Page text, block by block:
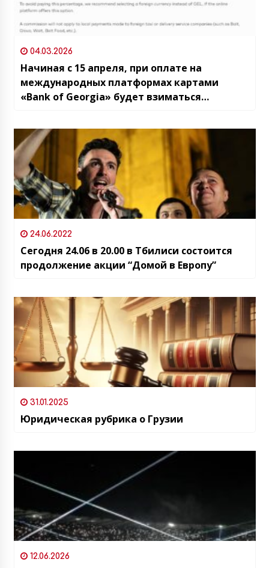
04.03.2026
Начиная с 15 апреля, при оплате на
международных платформах картами
«Bank of Georgia» будет взиматься
24.06.2022
Сегодня 24.06 в 20.00 в Тбилиси состоится
продолжение акции “Домой в Европу”
31.01.2025
Юридическая рубрика о Грузии
12.06.2026